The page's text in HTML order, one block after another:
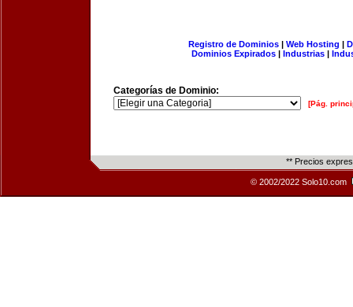
Registro de Dominios| Web Hosting |
Dominios Expirados | Industrias |
Categorías de Dominio:
[Pág.
** Precios
© 2002/2022 Solo10.com